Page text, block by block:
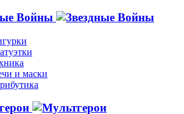
Войны
и маски